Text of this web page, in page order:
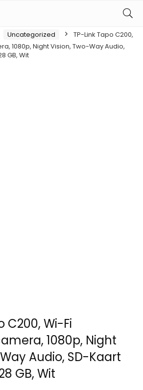
Uncategorized
TP-Link Tapo C200,
1080p, Night Vision, Two-Way Audio,
GB, Wit
C200, Wi-Fi
1080p, Night
Audio, SD-Kaart
GB, Wit